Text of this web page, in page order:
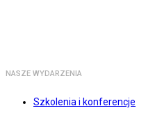
NASZE WYDARZENIA
Szkolenia i konferencje